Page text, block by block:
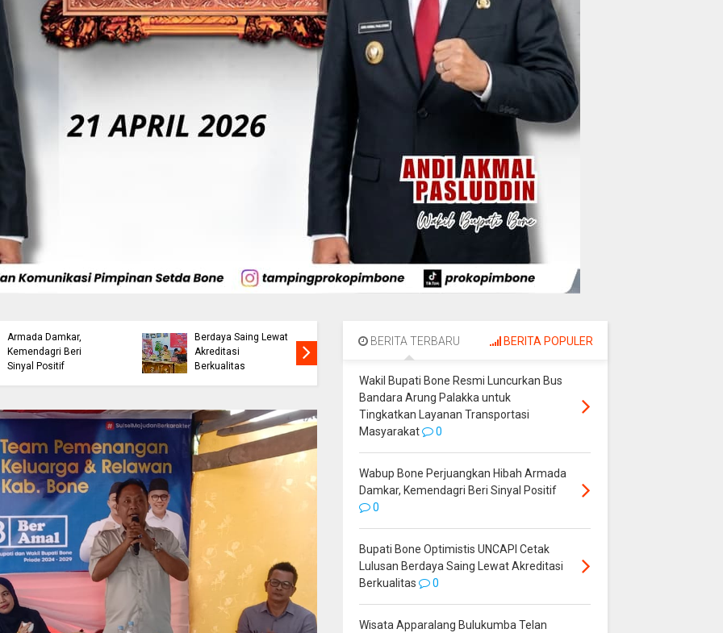
Armada Damkar,
Kemendagri Beri
Sinyal Positif
Berdaya Saing Lewat
Akreditasi
Berkualitas
Korban Jiwa, Satu
Melejit, BPS Catat
BERITA TERBARU BERITA POPULER
Wakil Bupati Bone Resmi Luncurkan Bus
Bandara Arung Palakka untuk
Tingkatkan Layanan Transportasi
Masyarakat
0
Wabup Bone Perjuangkan Hibah Armada
Damkar, Kemendagri Beri Sinyal Positif
0
Bupati Bone Optimistis UNCAPI Cetak
Lulusan Berdaya Saing Lewat Akreditasi
Berkualitas
0
Wisata Apparalang Bulukumba Telan